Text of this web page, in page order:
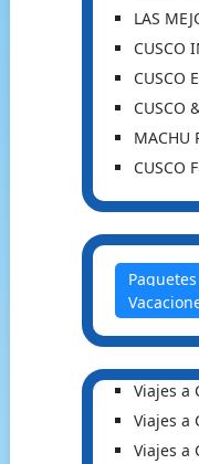
LAS
CUSCO
CUSCO
CUSCO
MACHU
CUSCO
Viajes a
Viajes a
Viajes a